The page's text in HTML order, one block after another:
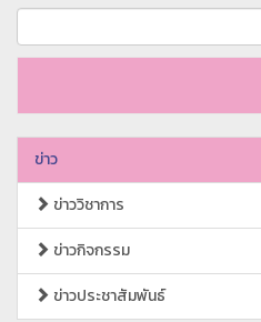
ข่าว
ข่าววิชาการ
ข่าวกิจกรรม
ข่าวประชาสัมพันธ์